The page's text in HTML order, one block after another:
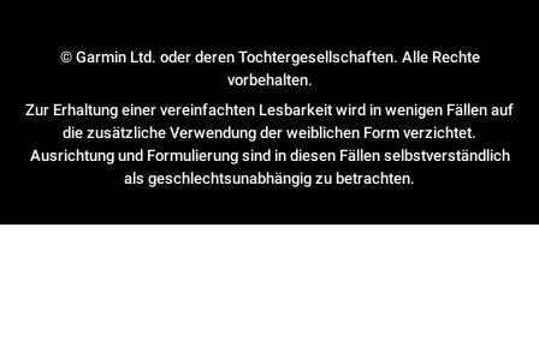
© Garmin Ltd. oder deren Tochtergesellschaften. Alle Rechte
vorbehalten.
Zur Erhaltung einer vereinfachten Lesbarkeit wird in wenigen Fällen auf
die zusätzliche Verwendung der weiblichen Form verzichtet.
Ausrichtung und Formulierung sind in diesen Fällen selbstverständlich
als geschlechtsunabhängig zu betrachten.